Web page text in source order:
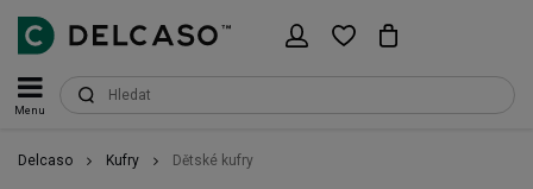
Menu
Delcaso Kufry Dětské kufry